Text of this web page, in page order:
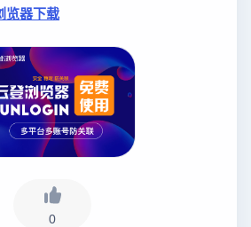
览器下载
0